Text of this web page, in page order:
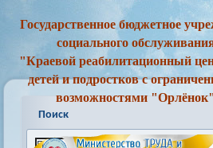
Государственное бюджетное
социального
"Краевой реабилитационный
детей и подростков с
возможностями "Орлёнок"
Поиск